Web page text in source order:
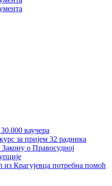
ваучера
за пријем 32 радника
о Правосудној
Крагујевца потребна помоћ